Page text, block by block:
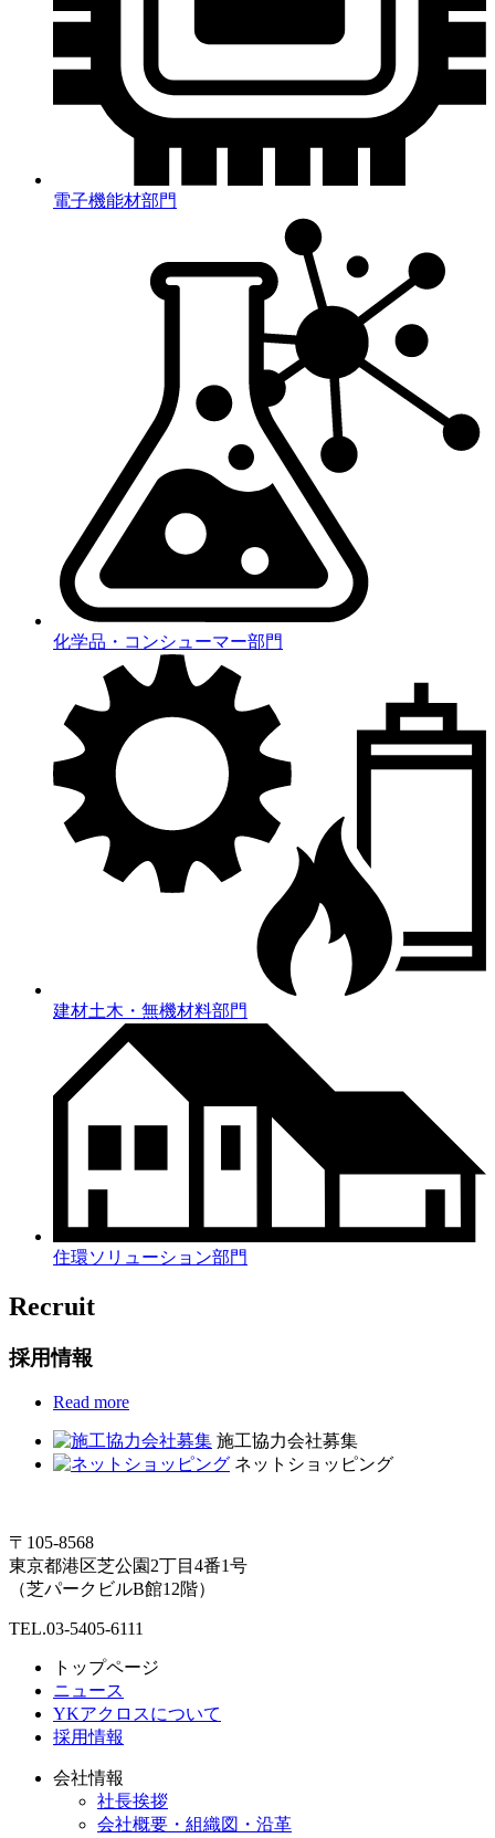
電子機能材部門
化学品・コンシューマー部門
建材土木・無機材料部門
住環ソリューション部門
Recruit
採用情報
Read more
施工協力会社募集
ネットショッピング
〒105-8568
東京都港区芝公園2丁目4番1号
（芝パークビルB館12階）
TEL.03-5405-6111
トップページ
ニュース
YKアクロスについて
採用情報
会社情報
社長挨拶
会社概要・組織図・沿革